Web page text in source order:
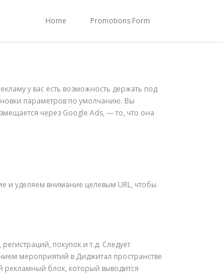
Home Promotions Form
у вас есть возможность держать под
параметров по умолчанию. Вы
через Google Ads, — то, что она
и уделяем внимание целевым URL, чтобы
покупок и т.д. Следует
мероприятий в Диджитал пространстве
рекламный блок, который выводится